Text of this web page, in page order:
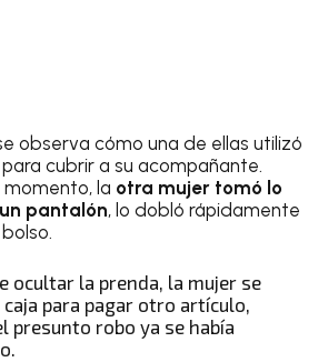
observa cómo una de ellas utilizó
cubrir a su acompañante.
la otra mujer tomó lo
pantalón, lo dobló rápidamente
ocultar la prenda, la mujer se
para pagar otro artículo,
presunto robo ya se había